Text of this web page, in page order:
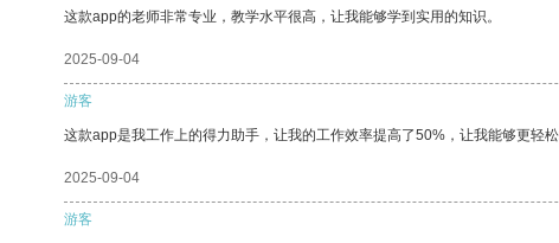
这款app的老师非常专业，教学水平很高，让我能够学到实用的知识。
2025-09-04
游客
这款app是我工作上的得力助手，让我的工作效率提高了50%，让我能够更轻松
2025-09-04
游客